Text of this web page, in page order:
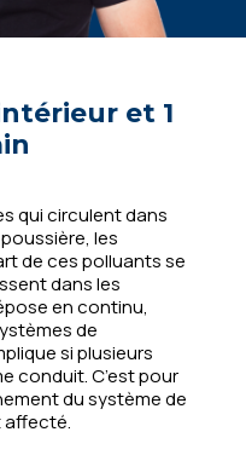
et 1
qui circulent dans
les
de ces polluants se
dans les
en continu,
de
si plusieurs
conduit. C’est pour
du système de
affecté.